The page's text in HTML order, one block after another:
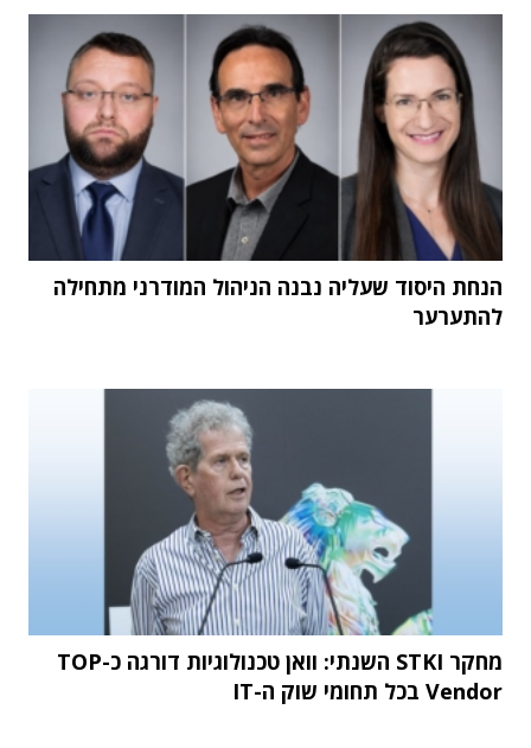
הנחת היסוד שעליה נבנה הניהול המודרני מתחילה
להתערער
מחקר STKI השנתי: וואן טכנולוגיות דורגה כ-TOP
Vendor בכל תחומי שוק ה-IT